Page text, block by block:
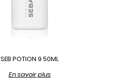
SEB POTION 9 50ML
En savoir plus